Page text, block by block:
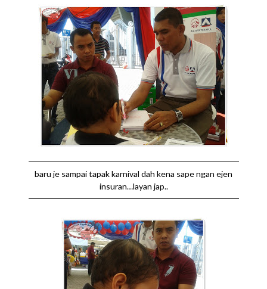
baru je sampai tapak karnival dah kena sape ngan ejen
insuran…layan jap..